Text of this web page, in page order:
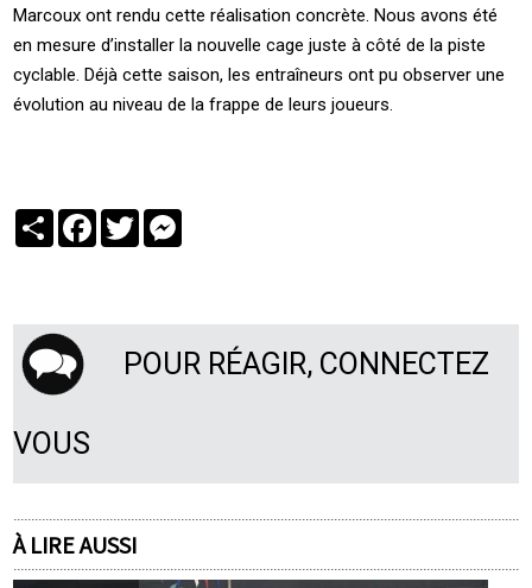
Marcoux ont rendu cette réalisation concrète. Nous avons été
en mesure d’installer la nouvelle cage juste à côté de la piste
cyclable. Déjà cette saison, les entraîneurs ont pu observer une
évolution au niveau de la frappe de leurs joueurs.
PartagerFacebook
Twitter
POUR RÉAGIR, CONNECTEZ
VOUS
À LIRE AUSSI